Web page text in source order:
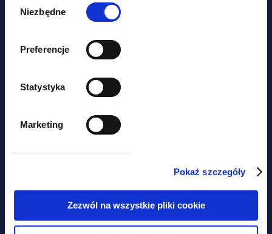
zgody
Niezbędne
Preferencje
Statystyka
Marketing
Pokaż szczegóły
Zezwól na wszystkie pliki cookie
news
LABOUR LAW NEWSLETTER –
collective labour agreements